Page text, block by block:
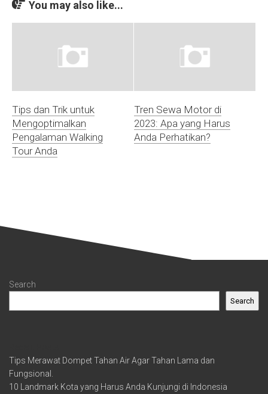
You may also like...
Tips dan Trik untuk
Mengoptimalkan
Pengalaman Walking
Tour Anda
Tren Sewa Motor di
2023: Apa yang Harus
Anda Perhatikan?
Search
Search
Tips Merawat Dompet Tahan Air Agar Tahan Lama dan
Fungsional.
10 Landmark Kota yang Harus Anda Kunjungi di Indonesia